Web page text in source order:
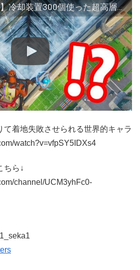
【フォートナイト】冷却装置300個使った超高層ビルから飛び降りてみた！
て着地失敗させられる世界的キャラ
watch?v=vfpSY5IDXs4
ちら↓
channel/UCM3yhFc0-